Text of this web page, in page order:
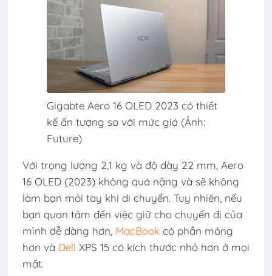
Gigabte Aero 16 OLED 2023 có thiết
kế ấn tượng so với mức giá (Ảnh:
Future)
Với trọng lượng 2,1 kg và độ dày 22 mm, Aero
16 OLED (2023) không quá nặng và sẽ không
làm bạn mỏi tay khi di chuyển. Tuy nhiên, nếu
bạn quan tâm đến việc giữ cho chuyến đi của
mình dễ dàng hơn, MacBook có phần mỏng
hơn và Dell XPS 15 có kích thước nhỏ hơn ở mọi
mặt.